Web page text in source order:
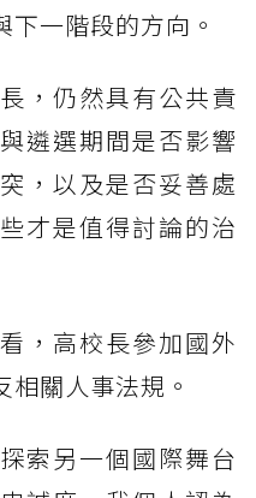
一階段的方向。
，仍然具有公共責
遴選期間是否影響
，以及是否妥善處
才是值得討論的治
，高校長參加國外
關人事法規。
索另一個國際舞台